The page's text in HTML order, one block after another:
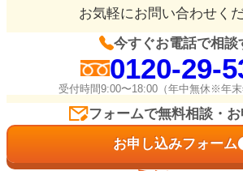
お気軽にお問い合わせくだ
今すぐお電話で相談
0120-29-
受付時間9:00〜18:00（年中無休※年末
フォームで無料相談・
お申し込みフォーム